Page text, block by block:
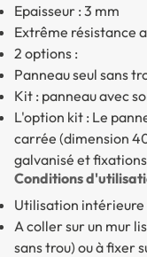
Epaisseur : 3 mm
Extrême résistance
2 options :
Panneau seul sans
Kit : panneau avec
L'option kit : Le
carrée (dimension
galvanisé et
Conditions
Utilisation
A coller sur un mur
sans trou) ou à fixer